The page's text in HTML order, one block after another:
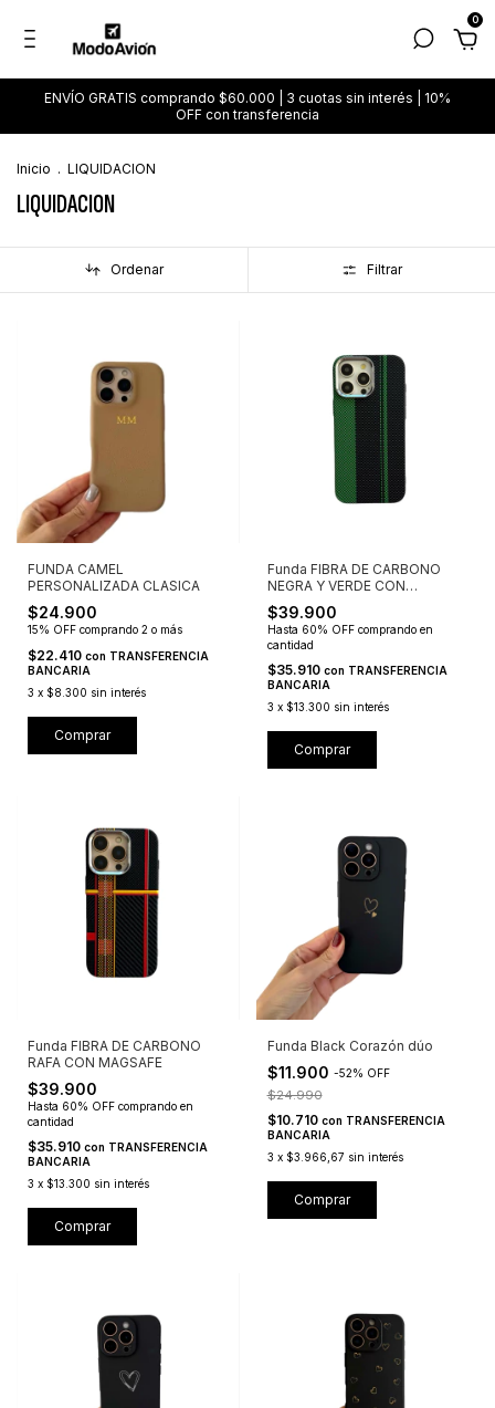
0
ENVÍO GRATIS comprando $60.000 | 3 cuotas sin interés | 10%
OFF con transferencia
Inicio . LIQUIDACION
LIQUIDACION
Ordenar Filtrar
FUNDA CAMEL
PERSONALIZADA CLASICA
$24.900
15% OFF comprando 2 o más
$22.410 con TRANSFERENCIA
BANCARIA
3 x $8.300 sin interés
Comprar
Funda FIBRA DE CARBONO
NEGRA Y VERDE CON
MAGSAFE
$39.900
Hasta 60% OFF comprando en
cantidad
$35.910 con TRANSFERENCIA
BANCARIA
3 x $13.300 sin interés
Comprar
Funda FIBRA DE CARBONO
RAFA CON MAGSAFE
$39.900
Hasta 60% OFF comprando en
cantidad
$35.910 con TRANSFERENCIA
BANCARIA
3 x $13.300 sin interés
Comprar
Funda Black Corazón dúo
$11.900 -52% OFF
$24.990
$10.710 con TRANSFERENCIA
BANCARIA
3 x $3.966,67 sin interés
Comprar